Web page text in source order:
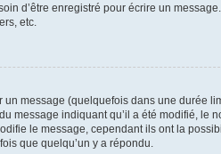
d’être enregistré pour écrire un
etc.
message (quelquefois dans une durée
message indiquant qu’il a été modifié, le
le message, cependant ils ont la
que quelqu’un y a répondu.